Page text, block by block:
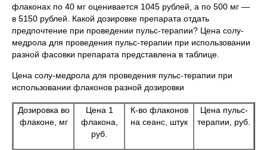
флаконах по 40 мг оценивается 1045 рублей, а по 500 мг —
в 5150 рублей. Какой дозировке препарата отдать
предпочтение при проведении пульс-терапии? Цена солу-
медрола для проведения пульс-терапии при использовании
разной фасовки препарата представлена в таблице.
Цена солу-медрола для проведения пульс-терапии при
использовании флаконов разной дозировки
Дозировка во
флаконе, мг
Цена 1
флакона,
руб.
К-во флаконов
на сеанс, штук
Цена пульс-
терапии, руб.